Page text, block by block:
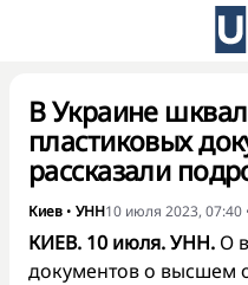
В Украине
пластиковых
рассказали
Киев • УНН10 июля 2023, 07:40
КИЕВ. 10 июля. УНН. О
документов о высшем